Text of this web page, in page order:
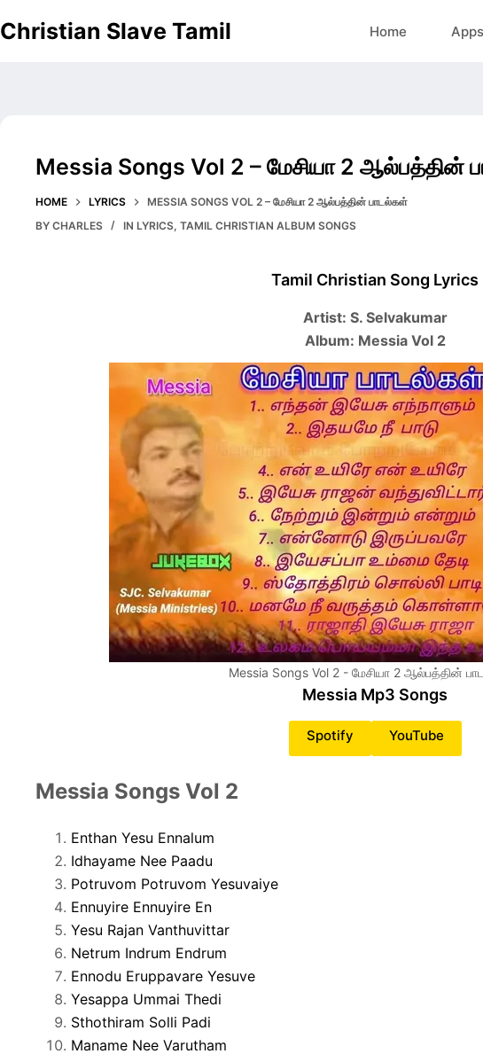
to
Christian Slave Tamil Home Apps
Messia Songs Vol 2 – மேசியா 2 ஆல்பத்தின்
HOME LYRICS
MESSIA SONGS VOL 2 – மேசியா 2 ஆல்பத்தின் பாடல்கள்
BY CHARLES IN LYRICS,TAMIL CHRISTIAN ALBUM SONGS
Tamil Christian Song Lyrics
Artist: S. Selvakumar
Album: Messia Vol 2
Messia Songs Vol 2 - மேசியா 2 ஆல்பத்தின்
Messia Mp3 Songs
Spotify YouTube
Messia Songs Vol 2
Enthan Yesu Ennalum
Idhayame Nee Paadu
Potruvom Potruvom Yesuvaiye
Ennuyire Ennuyire En
Yesu Rajan Vanthuvittar
Netrum Indrum Endrum
Ennodu Eruppavare Yesuve
Yesappa Ummai Thedi
Sthothiram Solli Padi
Maname Nee Varutham